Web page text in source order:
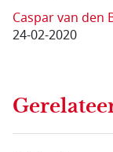
Caspar van den
24-02-2020